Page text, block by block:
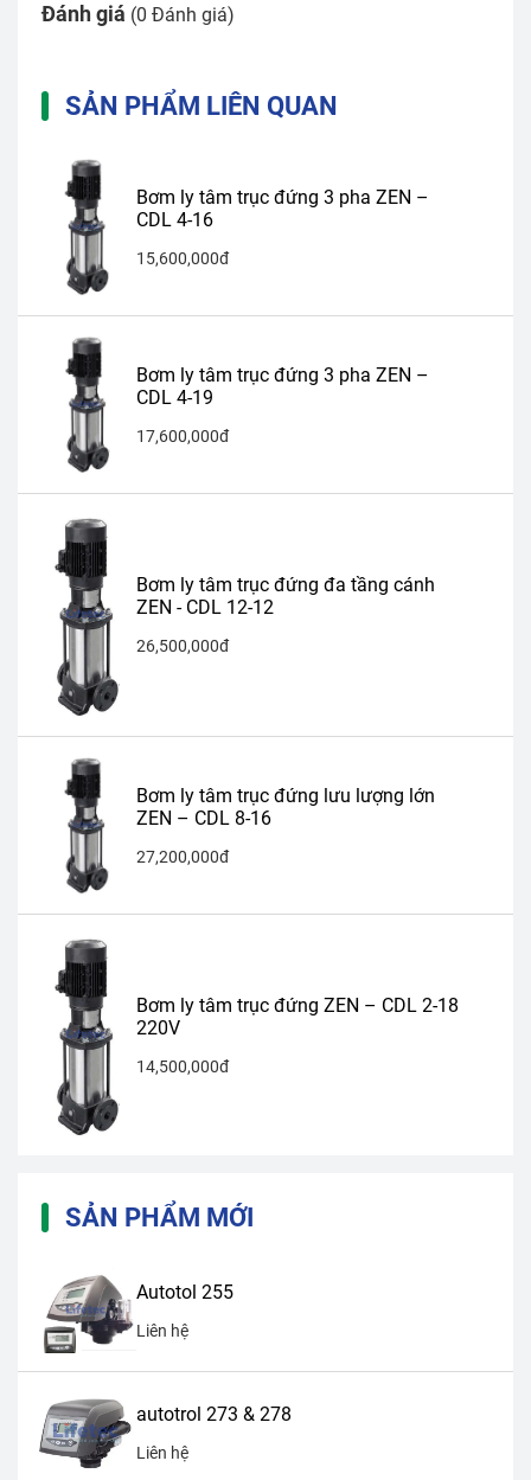
Đánh giá (0 Đánh giá)
SẢN PHẨM LIÊN QUAN
Bơm ly tâm trục đứng 3 pha ZEN –
CDL 4-16
15,600,000đ
Bơm ly tâm trục đứng 3 pha ZEN –
CDL 4-19
17,600,000đ
Bơm ly tâm trục đứng đa tầng cánh
ZEN - CDL 12-12
26,500,000đ
Bơm ly tâm trục đứng lưu lượng lớn
ZEN – CDL 8-16
27,200,000đ
Bơm ly tâm trục đứng ZEN – CDL 2-18
220V
14,500,000đ
SẢN PHẨM MỚI
Autotol 255
Liên hệ
autotrol 273 & 278
Liên hệ